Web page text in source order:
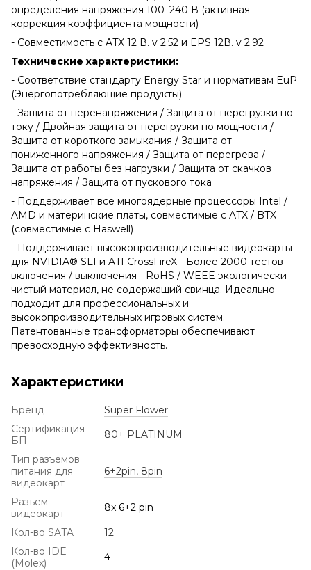
определения напряжения 100–240 В (активная
коррекция коэффициента мощности)
- Совместимость с ATX 12 В. v 2.52 и EPS 12В. v 2.92
Технические характеристики:
- Соответствие стандарту Energy Star и нормативам EuP
(Энергопотребляющие продукты)
- Защита от перенапряжения / Защита от перегрузки по
току / Двойная защита от перегрузки по мощности /
Защита от короткого замыкания / Защита от
пониженного напряжения / Защита от перегрева /
Защита от работы без нагрузки / Защита от скачков
напряжения / Защита от пускового тока
- Поддерживает все многоядерные процессоры Intel /
AMD и материнские платы, совместимые с ATX / BTX
(совместимые с Haswell)
- Поддерживает высокопроизводительные видеокарты
для NVIDIA® SLI и ATI CrossFireX - Более 2000 тестов
включения / выключения - RoHS / WEEE экологически
чистый материал, не содержащий свинца. Идеально
подходит для профессиональных и
высокопроизводительных игровых систем.
Патентованные трансформаторы обеспечивают
превосходную эффективность.
Характеристики
Бренд
Super Flower
Сертификация
БП
80+ PLATINUM
Тип разъемов
питания для
видеокарт
6+2pin, 8pin
Разъем
видеокарт
8x 6+2 pin
Кол-во SATA
12
Кол-во IDE
(Molex)
4